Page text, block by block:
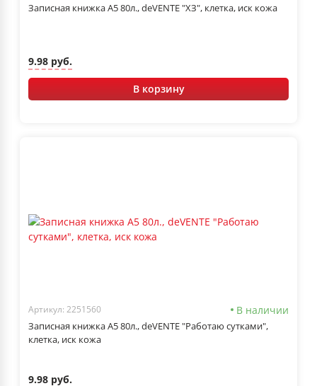
Записная книжка А5 80л., deVENTE "ХЗ", клетка, иск кожа
9.98 руб.
В корзину
Артикул: 2251560 В наличии
Записная книжка А5 80л., deVENTE "Работаю сутками",
клетка, иск кожа
9.98 руб.